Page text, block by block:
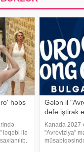
həbs
ləqəbi ilə
Gələn il
dəfə iştirak
Kanada
"Avroviziya"